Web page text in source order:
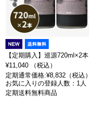
【定期購入】巡源720ml×2本
¥11,040 （税込）
定期通常価格:¥8,832（税込）
お気に入りの登録人数：1人
定期送料無料商品